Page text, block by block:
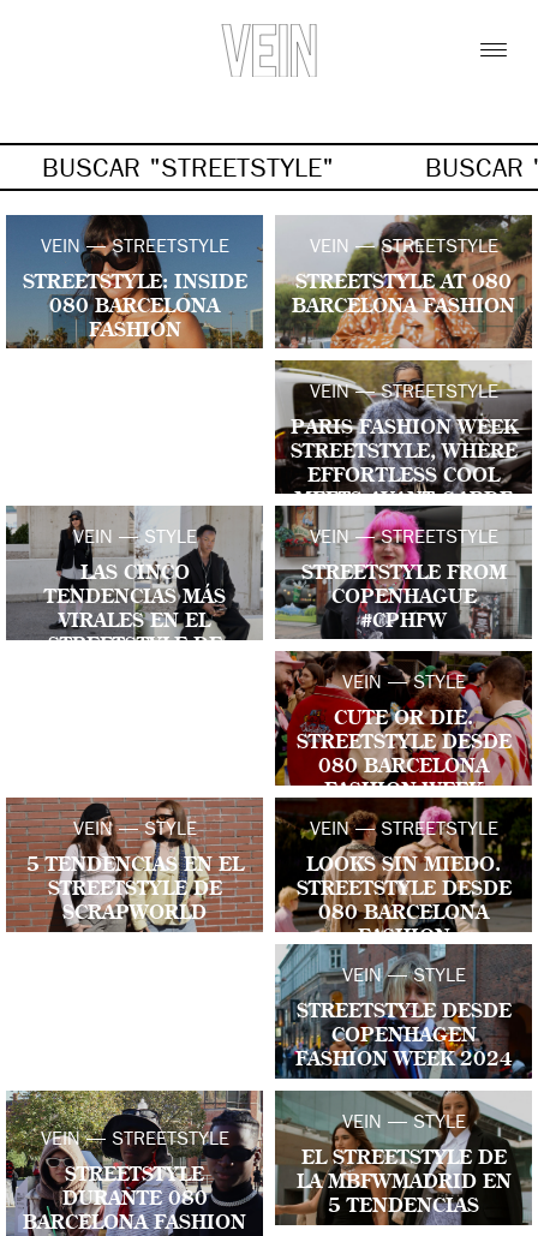
BUSCAR "STREETSTYLE" BUSCAR
VEIN — STREETSTYLE
STREETSTYLE: INSIDE
080 BARCELONA
FASHION
VEIN — STREETSTYLE
STREETSTYLE AT 080
BARCELONA FASHION
VEIN — STREETSTYLE
PARIS FASHION WEEK
STREETSTYLE, WHERE
EFFORTLESS COOL
ENERGY
VEIN — STYLE
LAS CINCO
TENDENCIAS MÁS
VIRALES EN EL
STREETSTYLE DE
VEIN — STREETSTYLE
STREETSTYLE FROM
COPENHAGUE
#CPHFW
VEIN — STYLE
CUTE OR DIE.
STREETSTYLE DESDE
080 BARCELONA
FASHION WEEK
VEIN — STYLE
5 TENDENCIAS EN EL
STREETSTYLE DE
SCRAPWORLD
VEIN — STREETSTYLE
LOOKS SIN MIEDO.
STREETSTYLE DESDE
080 BARCELONA
FASHION
VEIN — STYLE
STREETSTYLE DESDE
COPENHAGEN
FASHION WEEK 2024
VEIN — STREETSTYLE
STREETSTYLE
DURANTE 080
BARCELONA FASHION
VEIN — STYLE
EL STREETSTYLE DE
LA MBFWMADRID EN
5 TENDENCIAS